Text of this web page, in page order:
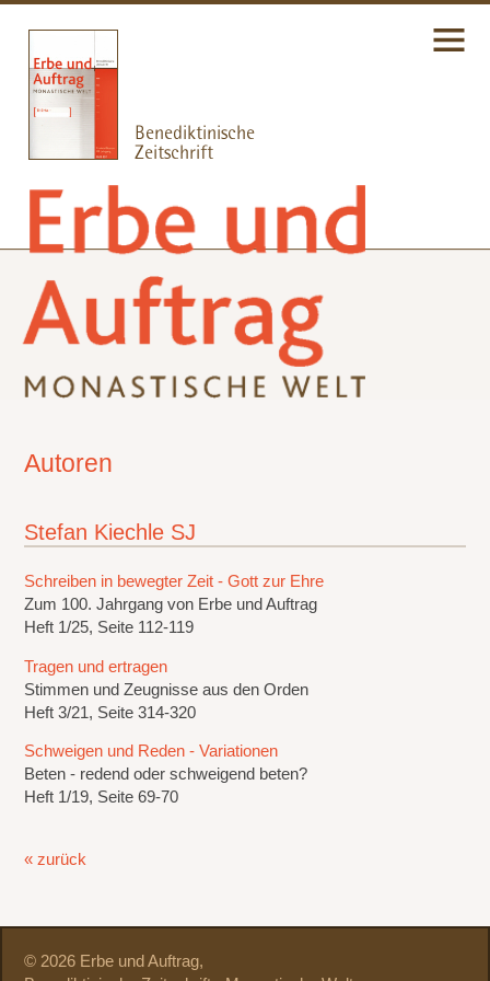
Autoren
Stefan Kiechle SJ
Schreiben in bewegter Zeit - Gott zur Ehre
Zum 100. Jahrgang von Erbe und Auftrag
Heft 1/25, Seite 112-119
Tragen und ertragen
Stimmen und Zeugnisse aus den Orden
Heft 3/21, Seite 314-320
Schweigen und Reden - Variationen
Beten - redend oder schweigend beten?
Heft 1/19, Seite 69-70
« zurück
© 2026 Erbe und Auftrag,